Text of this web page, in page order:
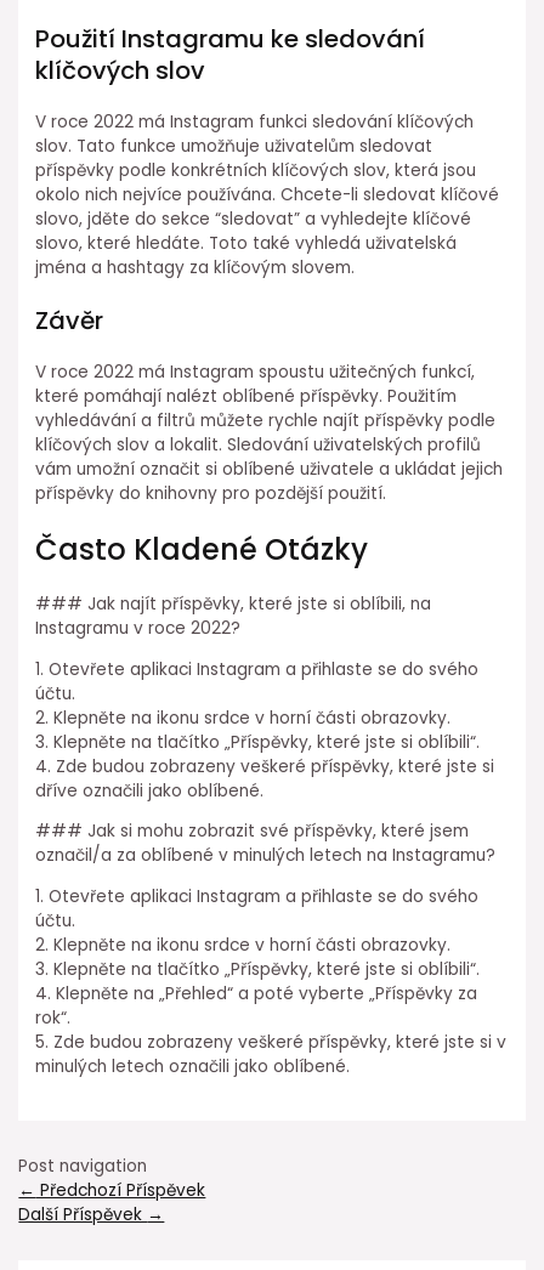
Použití Instagramu ke sledování
klíčových slov
V roce 2022 má Instagram funkci sledování klíčových
slov. Tato funkce umožňuje uživatelům sledovat
příspěvky podle konkrétních klíčových slov, která jsou
okolo nich nejvíce používána. Chcete-li sledovat klíčové
slovo, jděte do sekce “sledovat” a vyhledejte klíčové
slovo, které hledáte. Toto také vyhledá uživatelská
jména a hashtagy za klíčovým slovem.
Závěr
V roce 2022 má Instagram spoustu užitečných funkcí,
které pomáhají nalézt oblíbené příspěvky. Použitím
vyhledávání a filtrů můžete rychle najít příspěvky podle
klíčových slov a lokalit. Sledování uživatelských profilů
vám umožní označit si oblíbené uživatele a ukládat jejich
příspěvky do knihovny pro pozdější použití.
Často Kladené Otázky
### Jak najít příspěvky, které jste si oblíbili, na
Instagramu v roce 2022?
1. Otevřete aplikaci Instagram a přihlaste se do svého
účtu.
2. Klepněte na ikonu srdce v horní části obrazovky.
3. Klepněte na tlačítko „Příspěvky, které jste si oblíbili“.
4. Zde budou zobrazeny veškeré příspěvky, které jste si
dříve označili jako oblíbené.
### Jak si mohu zobrazit své příspěvky, které jsem
označil/a za oblíbené v minulých letech na Instagramu?
1. Otevřete aplikaci Instagram a přihlaste se do svého
účtu.
2. Klepněte na ikonu srdce v horní části obrazovky.
3. Klepněte na tlačítko „Příspěvky, které jste si oblíbili“.
4. Klepněte na „Přehled“ a poté vyberte „Příspěvky za
rok“.
5. Zde budou zobrazeny veškeré příspěvky, které jste si v
minulých letech označili jako oblíbené.
Post navigation
← Předchozí Příspěvek
Další Příspěvek →